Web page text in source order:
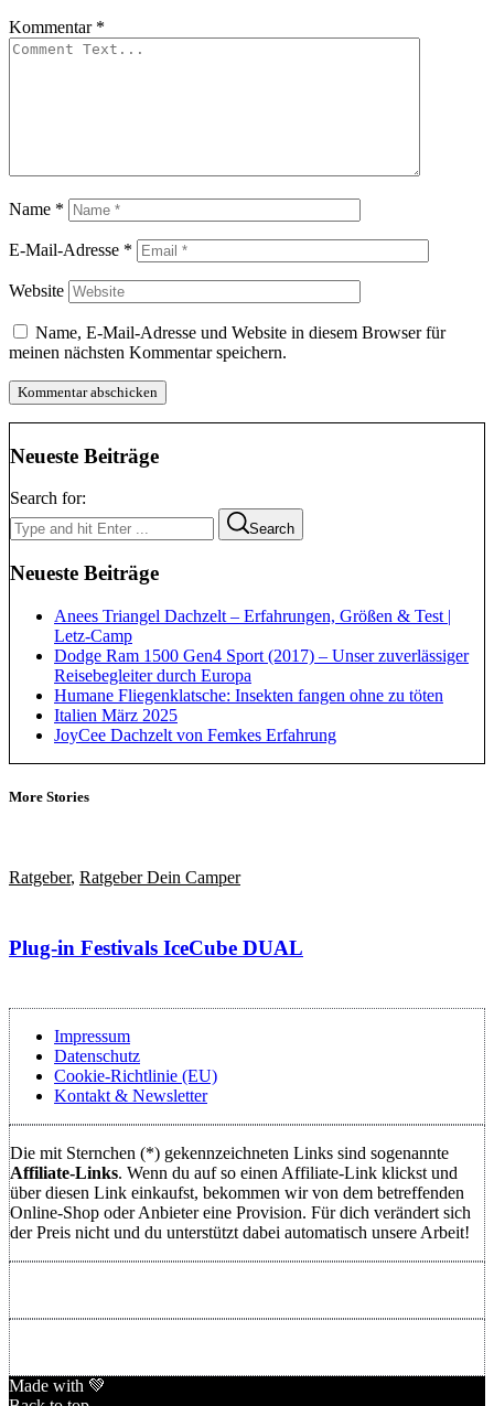
Kommentar *
Name *
E-Mail-Adresse *
Website
Name, E-Mail-Adresse und Website in diesem Browser für
meinen nächsten Kommentar speichern.
Neueste Beiträge
Search for:
Search
Neueste Beiträge
Anees Triangel Dachzelt – Erfahrungen, Größen & Test |
Letz-Camp
Dodge Ram 1500 Gen4 Sport (2017) – Unser zuverlässiger
Reisebegleiter durch Europa
Humane Fliegenklatsche: Insekten fangen ohne zu töten
Italien März 2025
JoyCee Dachzelt von Femkes Erfahrung
More Stories
Ratgeber, Ratgeber Dein Camper
Plug-in Festivals IceCube DUAL
Impressum
Datenschutz
Cookie-Richtlinie (EU)
Kontakt & Newsletter
Die mit Sternchen (*) gekennzeichneten Links sind sogenannte
Affiliate-Links. Wenn du auf so einen Affiliate-Link klickst und
über diesen Link einkaufst, bekommen wir von dem betreffenden
Online-Shop oder Anbieter eine Provision. Für dich verändert sich
der Preis nicht und du unterstützt dabei automatisch unsere Arbeit!
Made with 💚